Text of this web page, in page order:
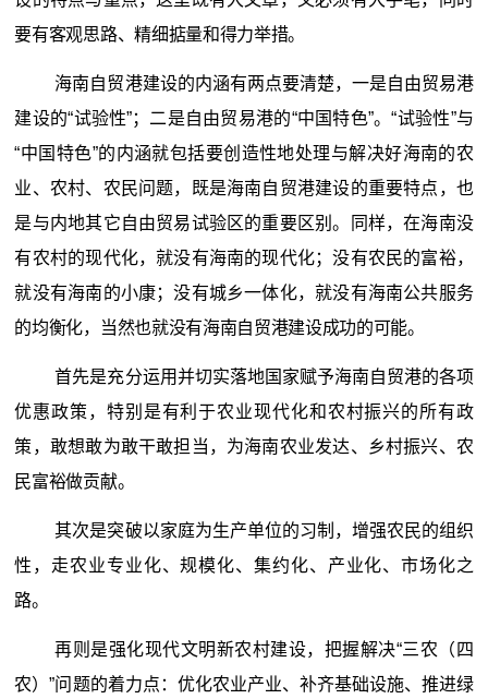
要有客观思路、精细掂量和得力举措。
海南自贸港建设的内涵有两点要清楚，一是自由贸易港
建设的“试验性”；二是自由贸易港的“中国特色”。“试验性”与
“中国特色”的内涵就包括要创造性地处理与解决好海南的农
业、农村、农民问题，既是海南自贸港建设的重要特点，也
是与内地其它自由贸易试验区的重要区别。同样，在海南没
有农村的现代化，就没有海南的现代化；没有农民的富裕，
就没有海南的小康；没有城乡一体化，就没有海南公共服务
的均衡化，当然也就没有海南自贸港建设成功的可能。
首先是充分运用并切实落地国家赋予海南自贸港的各项
优惠政策，特别是有利于农业现代化和农村振兴的所有政
策，敢想敢为敢干敢担当，为海南农业发达、乡村振兴、农
民富裕做贡献。
其次是突破以家庭为生产单位的习制，增强农民的组织
性，走农业专业化、规模化、集约化、产业化、市场化之
路。
再则是强化现代文明新农村建设，把握解决“三农（四
农）”问题的着力点：优化农业产业、补齐基础设施、推进绿